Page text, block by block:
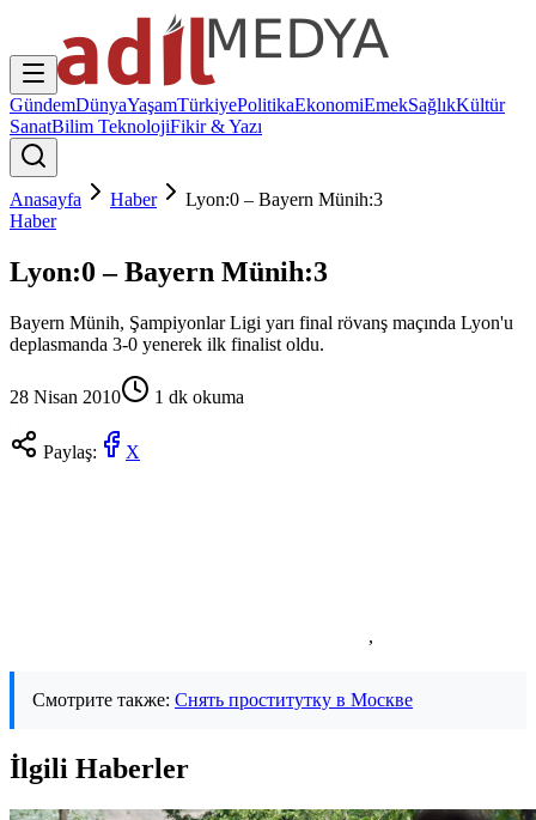
GündemDünyaYaşamTürkiyePolitikaEkonomiEmekSağlıkKültür
SanatBilim TeknolojiFikir & Yazı
Anasayfa Haber
Lyon:0 – Bayern Münih:3
Haber
Lyon:0 – Bayern Münih:3
Bayern Münih, Şampiyonlar Ligi yarı final rövanş maçında Lyon'u
deplasmanda 3-0 yenerek ilk finalist oldu.
28 Nisan 2010 1 dk okuma
Paylaş: X
,
Смотрите также: Снять проститутку в Москве
İlgili Haberler